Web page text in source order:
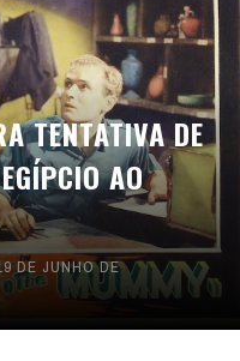
TENTATIVA DE
AO
DE JUNHO DE